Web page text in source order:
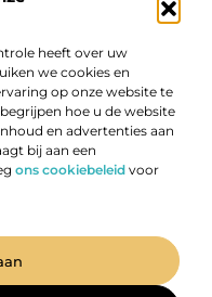
heeft over uw
we cookies en
op onze website te
hoe u de website
en advertenties aan
bij aan een
ons cookiebeleid voor
en praat mee!
by